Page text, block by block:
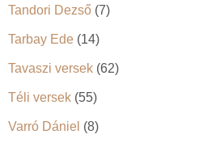
Tandori Dezső (7)
Tarbay Ede (14)
Tavaszi versek (62)
Téli versek (55)
Varró Dániel (8)